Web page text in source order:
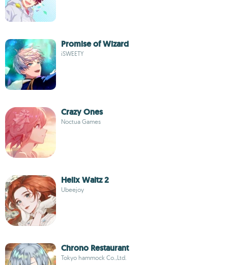
Promise of Wizard
iSWEETY
Crazy Ones
Noctua Games
Helix Waltz 2
Ubeejoy
Chrono Restaurant
Tokyo hammock Co.,Ltd.